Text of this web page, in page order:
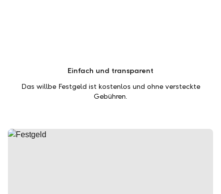
Einfach und transparent
Das willbe Festgeld ist kostenlos und ohne versteckte
Gebühren.